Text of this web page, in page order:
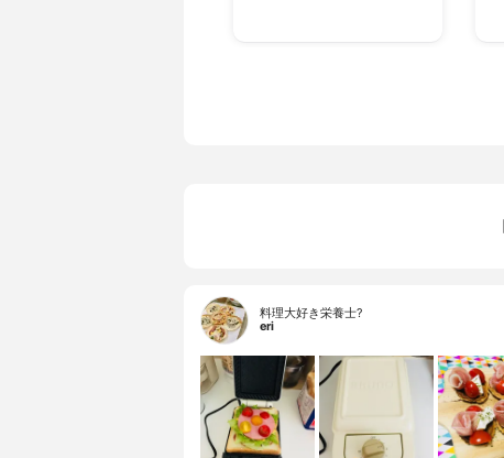
料理大好き栄養士?
eri